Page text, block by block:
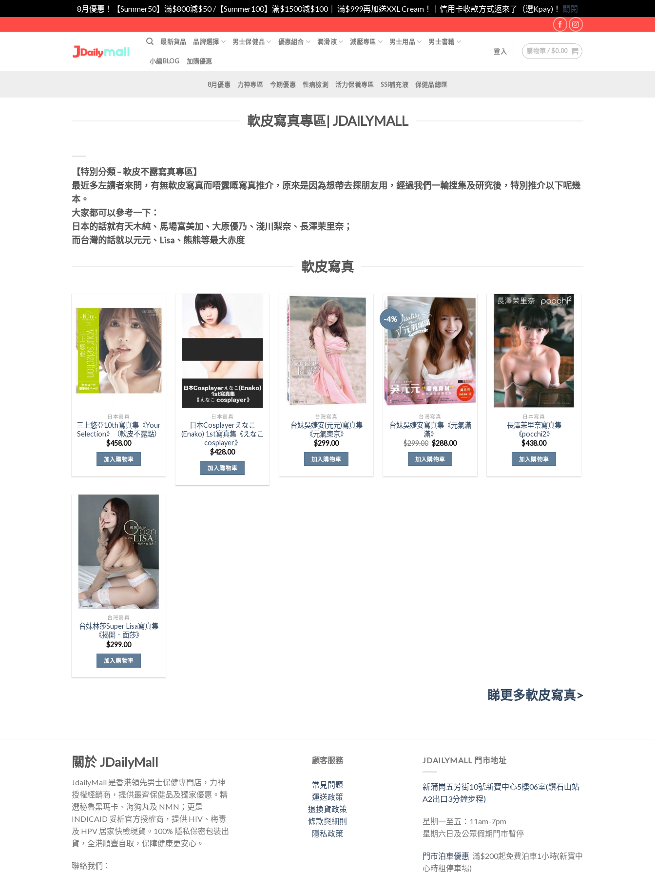
8月優惠！【Summer50】滿$800減$50 /【Summer100】滿$1500減$100｜ 滿$999再加送XXL Cream！｜信用卡收款方式返來了（選Kpay)！ 關閉
to
最新貨品 品牌選擇 男士保健品 優惠組合 潤滑液 減壓專區 男士用品 男士書藉
小編BLOG 加購優惠
登入 購物車 /$0.00
8月優惠 力神專區 今期優惠 性病檢測 活力保養專區 SSI補充液 保健品總匯
軟皮寫真專區| JDAILYMALL
【特別分類 – 軟皮不露寫真專區】
最近多左讀者來問，有無軟皮寫真而唔露嘅寫真推介，原來是因為想帶去探朋友用，經過我們一輪搜集及研究後，特別推介以下呢幾
本。
大家都可以參考一下：
日本的話就有天木純、馬場富美加、大原優乃、淺川梨奈、長澤茉里奈；
而台灣的話就以元元、Lisa、熊熊等最大赤度
軟皮寫真
Add to
Wishlist
日本寫真
三上悠亞10th寫真集《Your
Selection》（軟皮不露點）
$458.00
加入購物車
Add to
日本寫真
日本Cosplayerえなこ
(Enako) 1st寫真集《えなこ
cosplayer》
$428.00
加入購物車
Add to
Wishlist
台灣寫真
台妹吳婕安(元元)寫真集
《元氣東京》
$299.00
加入購物車
-4%
Add to
Wishlist
台灣寫真
台妹吳婕安寫真集《元氣滿
滿》
$299.00 原
始
價
格：
$288.00目
加入購物車
Add to
Wishlist
日本寫真
長澤茉里奈寫真集
《pocchi2》
$438.00
加入購物車
Add to
Wishlist
台灣寫真
台妹林莎Super Lisa寫真集
《揭開．面莎》
$299.00
加入購物車
睇更多軟皮寫真>
關於 JDailyMall
JdailyMall 是香港領先男士保健專門店，力神
授權經銷商，提供最齊保健品及獨家優惠。精
選秘魯黑瑪卡、海狗丸及 NMN；更是
INDICAID 妥析官方授權商，提供 HIV、梅毒
及 HPV 居家快檢現貨。100% 隱私保密包裝出
貨，全港順豐自取，保障健康更安心。
聯絡我們：
顧客服務
常見問題
運送政策
退換貨政策
條款與細則
隱私政策
JDAILYMALL 門市地址
新蒲崗五芳街10號新寶中心5樓06室(鑽石山站
A2出口3分鐘步程)
星期一至五：11am-7pm
星期六日及公眾假期門市暫停
門市泊車優惠 滿$200起免費泊車1小時(新寶中
心時租停車場)